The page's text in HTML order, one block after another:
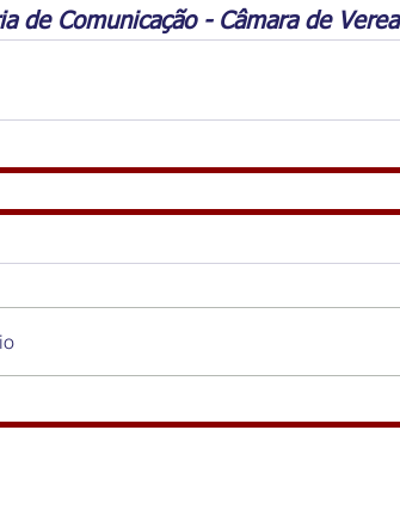
de Comunicação - Câmara de